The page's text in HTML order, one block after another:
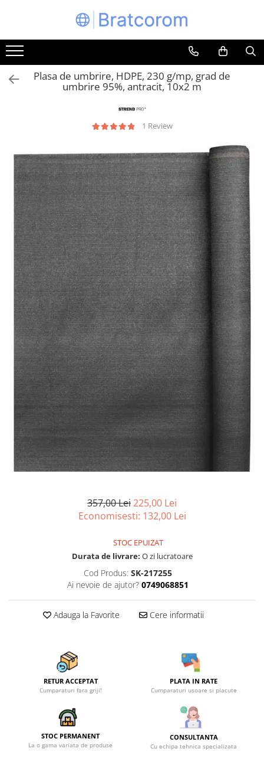
Toate Produsele
Articole animale
Adapatoare animale
Auto
Bucatarii de vara Tuozi
Casa
Articole ambalare
Articole bucatarie
Articole mobila
Articole organizare
Articole Sportive
Cutii postale
Electronice si electrocasnice
Incalzire si racire
Usi si porti
Constructii
Accesorii gips carton
Accesorii gresie si faianta
Accesorii pentru faianta, gresie si
mozaicuri
Accesorii polizare si slefuire
Accesorii vopsire si tencuire
Materiale electrice
Sarma constructii
Scule, unelte si masini
Sfoara si franghii
Corpuri de iluminat
Aplice si plafoniere
Accesorii corpuri de iluminat
Plasa de umbrire, HDPE, 230 g/mp, grad de
umbrire 95%, antracit, 10x2 m
1 Review
357,00 Lei225,00 Lei
Economisesti: 132,00 Lei
STOC EPUIZAT
Durata de livrare: O zi lucratoare
Cod Produs: SK-217255
Ai nevoie de ajutor? 0749068851
Adauga la Favorite Cere informatii
RETUR ACCEPTAT
Cumparaturi fara griji!
PLATA IN RATE
Cumparaturi usoare si placute
STOC PERMANENT
La o gama variata de produse
CONSULTANTA
Cu echipa tehnica specializata